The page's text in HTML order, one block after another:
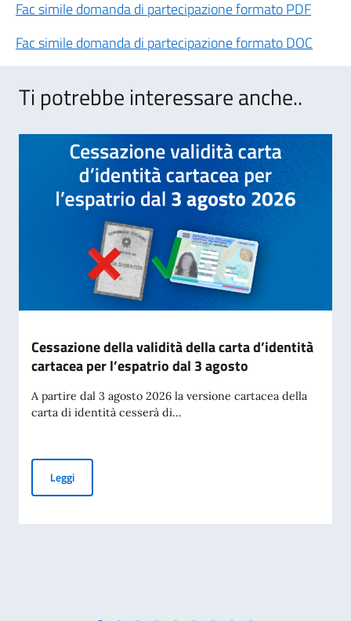
Fac simile domanda di partecipazione formato PDF
Fac simile domanda di partecipazione formato DOC
Ti potrebbe interessare anche..
Cessazione della validità della carta d’identità
cartacea per l’espatrio dal 3 agosto
A partire dal 3 agosto 2026 la versione cartacea della
carta di identità cesserà di...
LeggiCessazione della validità della carta d’identità cartacea